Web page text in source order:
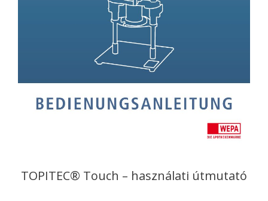
TOPITEC® Touch – használati útmutató